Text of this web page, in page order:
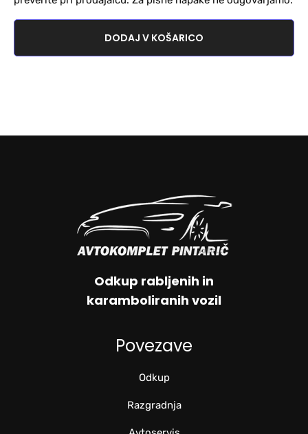
DODAJ V KOŠARICO
Odkup rabljenih in
karamboliranih vozil
Povezave
Odkup
Razgradnja